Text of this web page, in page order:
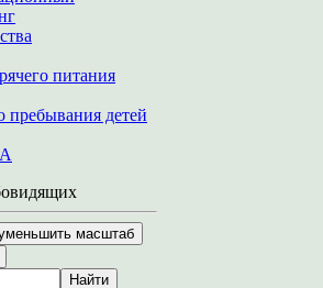
питания
пребывания детей